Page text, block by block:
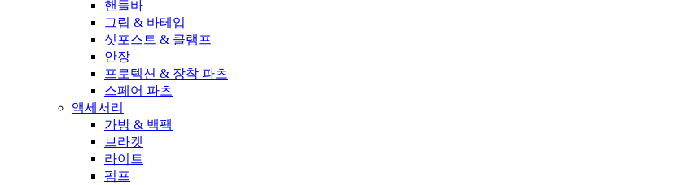
핸들바
그립 & 바테입
싯포스트 & 클램프
안장
프로텍션 & 장착 파츠
스페어 파츠
액세서리
가방 & 백팩
브라켓
라이트
펌프